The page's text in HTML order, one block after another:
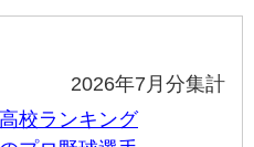
2026年7月分集計
校ランキング